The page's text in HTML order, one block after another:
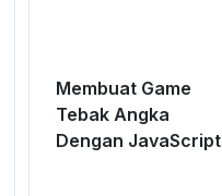
Membuat Game
Tebak Angka
Dengan JavaScript